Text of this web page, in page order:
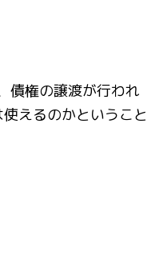
債権の譲渡が行われ
えるのかということ